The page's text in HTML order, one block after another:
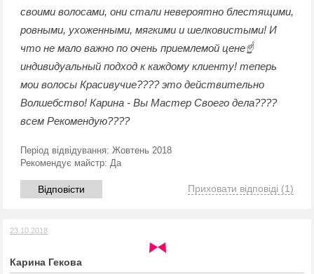
своими волосами, они стали невероятно блестящими,
ровными, ухоженными, мягкими и шелковистыми! И
что не мало важно по очень приемлемой цене☝
индивидуальный подход к каждому клиенту! теперь
мои волосы Красивучие???? это действительно
Волшебство! Карина - Вы Мастер Своего дела????
всем Рекомендую????
Період відвідування: Жовтень 2018
Рекомендує майстр: Да
Відповісти Приховати відповіді (1)
23.10.2018
Карина Гекова